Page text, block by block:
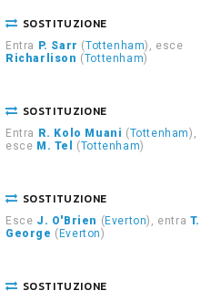
SOSTITUZIONE
Entra P. Sarr (Tottenham), esce
Richarlison (Tottenham)
SOSTITUZIONE
Entra R. Kolo Muani (Tottenham),
esce M. Tel (Tottenham)
SOSTITUZIONE
Esce J. O'Brien ( Everton), entra T.
George ( Everton)
SOSTITUZIONE